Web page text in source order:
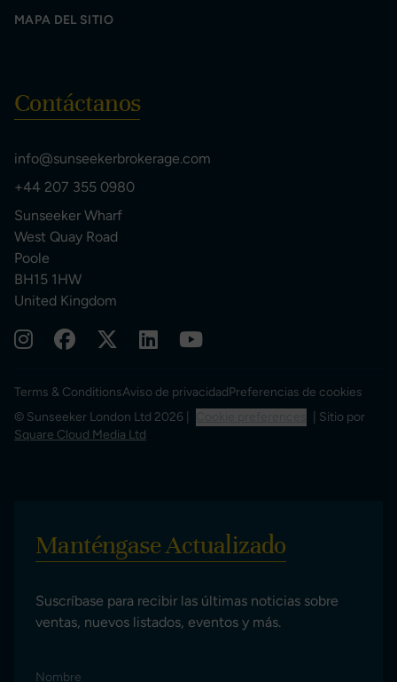
MAPA DEL SITIO
Contáctanos
info@sunseekerbrokerage.com
+44 207 355 0980
Sunseeker Wharf
West Quay Road
Poole
BH15 1HW
United Kingdom
Terms & ConditionsAviso de privacidadPreferencias de cookies
© Sunseeker London Ltd 2026 |
| Sitio por
Square Cloud Media Ltd
Manténgase Actualizado
Suscríbase para recibir las últimas noticias sobre
ventas, nuevos listados, eventos y más.
Nombre